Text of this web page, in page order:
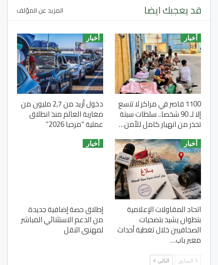
قد يعجبك ايضا المزيد عن المؤلف
أخبار
1100 قاصر في مراكز لا تتسع
إلا لـ 90 شخصا.. سلطات سبتة
تحذر من انهيار كامل للأمن…
أخبار
دخول أزيد من 2,7 مليون من
مغاربة العالم منذ انطلاق
عملية “مرحبا 2026”
أخبار
اتحاد المقاولات الإعلامية
بتطوان يشيد بتضحيات
الصحافيين خلال تغطية أحداث
معبر باب…
أخبار
إطلاق حصة إضافية جديدة
من الدعم الاستثنائي المباشر
لمهنيي النقل
السابق التالي